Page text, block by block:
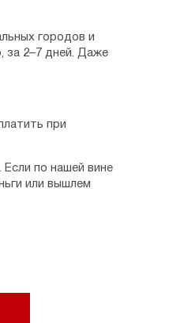
городов и
за 2–7 дней. Даже
при
по нашей вине
или вышлем